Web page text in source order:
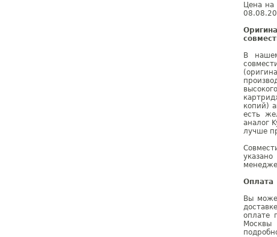
Цена на
В
копий)
есть
аналог
лучше
Оплата
Вы
оплате